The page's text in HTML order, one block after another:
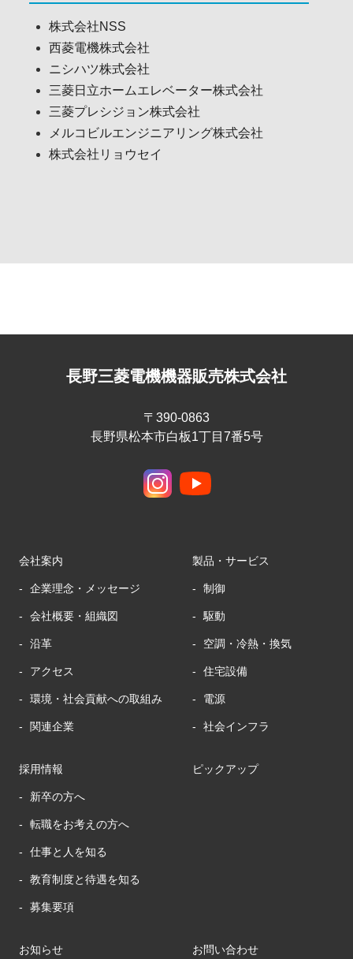
株式会社NSS
西菱電機株式会社
ニシハツ株式会社
三菱日立ホームエレベーター株式会社
三菱プレシジョン株式会社
メルコビルエンジニアリング株式会社
株式会社リョウセイ
長野三菱電機機器販売株式会社
〒390-0863
長野県松本市白板1丁目7番5号
会社案内
企業理念・メッセージ
会社概要・組織図
沿革
アクセス
環境・社会貢献への取組み
関連企業
製品・サービス
制御
駆動
空調・冷熱・換気
住宅設備
電源
社会インフラ
採用情報
新卒の方へ
転職をお考えの方へ
仕事と人を知る
教育制度と待遇を知る
募集要項
ピックアップ
お知らせ お問い合わせ